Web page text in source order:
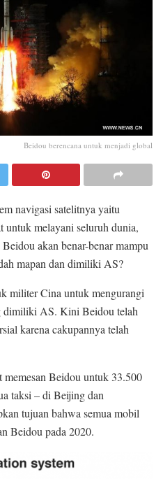
Beidou berencana untuk menjadi global
navigasi satelitnya yaitu
untuk melayani seluruh dunia,
akan benar-benar mampu
mapan dan dimiliki AS?
militer Cina untuk mengurangi
dimiliki AS. Kini Beidou telah
karena cakupannya telah
Beidou untuk 33.500
taksi – di Beijing dan
tujuan bahwa semua mobil
Beidou pada 2020.